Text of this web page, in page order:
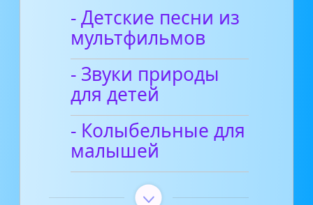
- Детские песни из
мультфильмов
- Звуки природы
для детей
- Колыбельные для
малышей